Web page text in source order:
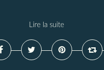
Lire la suite